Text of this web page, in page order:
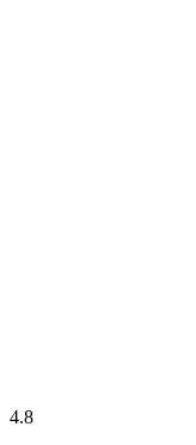
4.8